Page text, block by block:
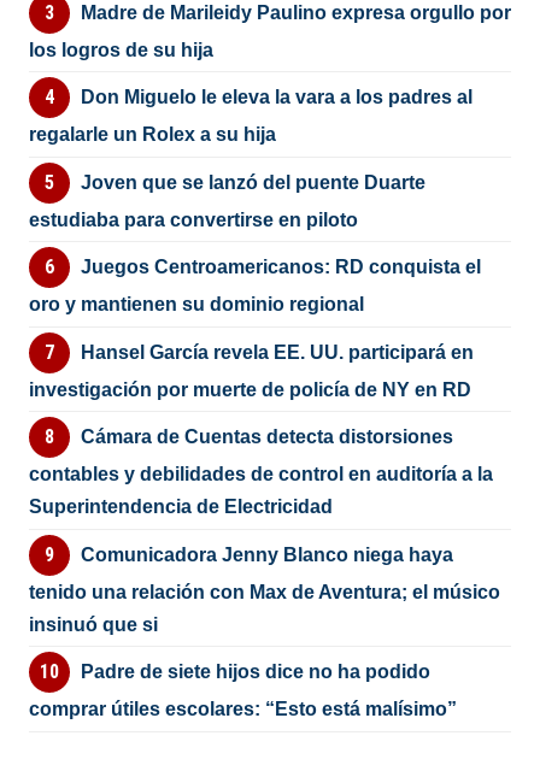
Madre de Marileidy Paulino expresa orgullo por
los logros de su hija
Don Miguelo le eleva la vara a los padres al
regalarle un Rolex a su hija
Joven que se lanzó del puente Duarte
estudiaba para convertirse en piloto
Juegos Centroamericanos: RD conquista el
oro y mantienen su dominio regional
Hansel García revela EE. UU. participará en
investigación por muerte de policía de NY en RD
Cámara de Cuentas detecta distorsiones
contables y debilidades de control en auditoría a la
Superintendencia de Electricidad
Comunicadora Jenny Blanco niega haya
tenido una relación con Max de Aventura; el músico
insinuó que si
Padre de siete hijos dice no ha podido
comprar útiles escolares: “Esto está malísimo”